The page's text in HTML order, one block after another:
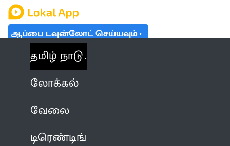
ஆப்பை டவுன்லோட் செய்யவும்
தமிழ் நாடு
லோக்கல்
வேலை
டிரெண்டிங்